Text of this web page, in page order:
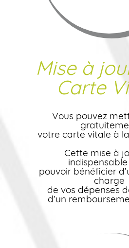
Mise à
Carte
Vous pouvez
votre carte vitale à
Cette mise à
pouvoir bénéficier
charge
de vos dépenses
d’un